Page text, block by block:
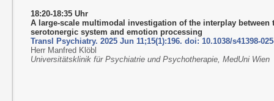
18:20-18:35 Uhr
A large-scale multimodal investigation of the interplay between
serotonergic system and emotion processing
Transl Psychiatry. 2025 Jun 11;15(1):196. doi: 10.1038/s41398-
Herr Manfred Klöbl
Universitätsklinik für Psychiatrie und Psychotherapie, MedUni Wien